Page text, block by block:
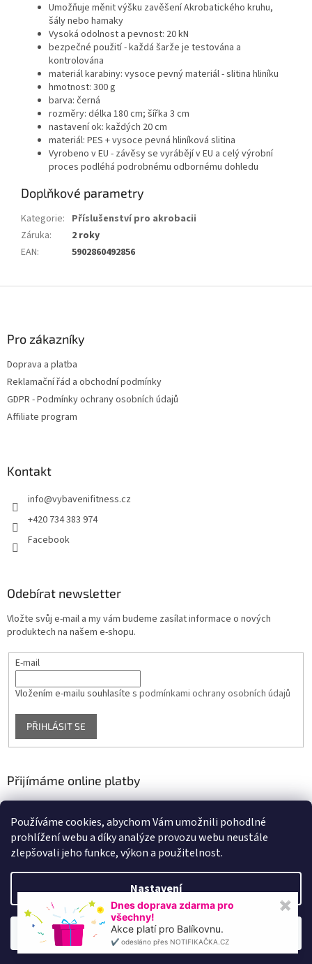
Používáme cookies, abychom Vám umožnili pohodlné
prohlížení webu a díky analýze provozu webu neustále
zlepšovali jeho funkce, výkon a použitelnost.
Nastavení
Souhlasím
Umožňuje měnit výšku zavěšení Akrobatického kruhu,
šály nebo hamaky
Vysoká odolnost a pevnost: 20 kN
bezpečné použití - každá šarže je testována a
kontrolována
materiál karabiny: vysoce pevný materiál - slitina hliníku
hmotnost: 300 g
barva: černá
rozměry: délka 180 cm; šířka 3 cm
nastavení ok: každých 20 cm
materiál: PES + vysoce pevná hliníková slitina
Vyrobeno v EU - závěsy se vyrábějí v EU a celý výrobní
proces podléhá podrobnému odbornému dohledu
Doplňkové parametry
Kategorie: Příslušenství pro akrobacii
Záruka:
2 roky
EAN: 5902860492856
Pro zákazníky
Doprava a platba
Reklamační řád a obchodní podmínky
GDPR - Podmínky ochrany osobních údajů
Affiliate program
Kontakt
info@vybavenifitness.cz
+420 734 383 974
Facebook
Odebírat newsletter
Vložte svůj e-mail a my vám budeme zasílat informace o nových
produktech na našem e-shopu.
E-mail
Vložením e-mailu souhlasíte s podmínkami ochrany osobních údajů
PŘIHLÁSIT SE
Přijímáme online platby
Vytvořil Shoptet
Copyright 2026 VYBAVENÍ FITNESS. Všechna práva vyhrazena.
Dnes doprava zdarma pro
všechny!
✖
Akce platí pro Balíkovnu.
✔️ odesláno přes NOTIFIKAČKA.CZ